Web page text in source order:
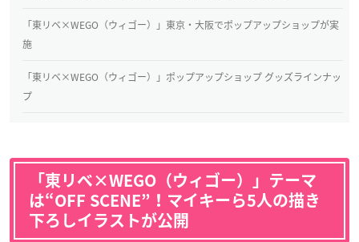
「東リベ×WEGO（ウィゴー）」東京・大阪でポップアップショップが実
施
「東リベ×WEGO（ウィゴー）」ポップアップショップ グッズラインナッ
プ
「東リベ×WEGO（ウィゴー）」テーマ
は“OFF SCENE”！マイキーら5人の描き
下ろしイラストが公開